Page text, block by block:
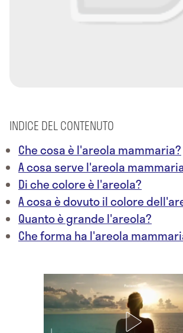
INDICE DEL CONTENUTO
Che cosa è l'areola mammaria?
A cosa serve l'areola
Di che colore è l'areola?
A cosa è dovuto il colore
Quanto è grande l'areola?
Che forma ha l'areola